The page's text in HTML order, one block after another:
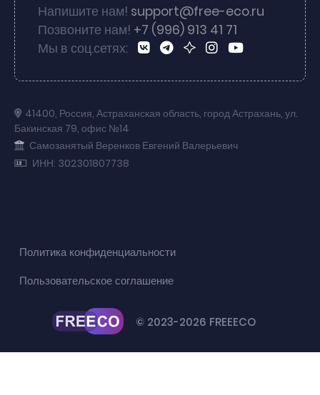
Напишите нам! support@free-eco.ru
Позвоните нам! +7 (996) 913 41 71
Мы в соц.сетях:
41400, Россия, Астраханская область, город Астрахань, ул.
Бакинская 79, офис №14
Самозанятый Веренков Евгений Валерьевич
ИНН: 302301807738
© 2023-2026 FREEECO
Политика конфиденциальности
Пользовательское соглашение